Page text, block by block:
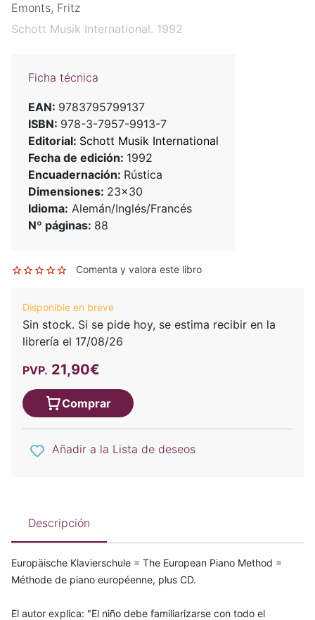
Emonts, Fritz
Schott Musik International. 1992
Ficha técnica
EAN: 9783795799137
ISBN: 978-3-7957-9913-7
Editorial: Schott Musik International
Fecha de edición: 1992
Encuadernación: Rústica
Dimensiones: 23x30
Idioma: Alemán/Inglés/Francés
Nº páginas: 88
Comenta y valora este libro
Disponible en breve
Sin stock. Si se pide hoy, se estima recibir en la
librería el 17/08/26
PVP. 21,90€
Comprar
Añadir a la Lista de deseos
Descripción
Europäische Klavierschule = The European Piano Method =
Méthode de piano européenne, plus CD.
El autor explica: "El niño debe familiarizarse con todo el